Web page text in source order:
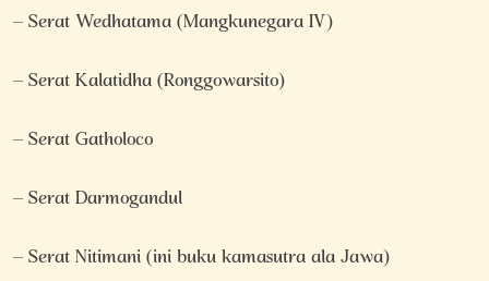
– Serat Wedhatama (Mangkunegara IV)
– Serat Kalatidha (Ronggowarsito)
– Serat Gatholoco
– Serat Darmogandul
– Serat Nitimani (ini buku kamasutra ala Jawa)